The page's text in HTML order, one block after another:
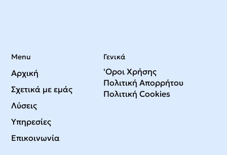
Menu
Αρχική
Σχετικά με εμάς
Λύσεις
Υπηρεσίες
Επικοινωνία
Γενικά
'Οροι Χρήσης
Πολιτική Απορρήτου
Πολιτική Cookies